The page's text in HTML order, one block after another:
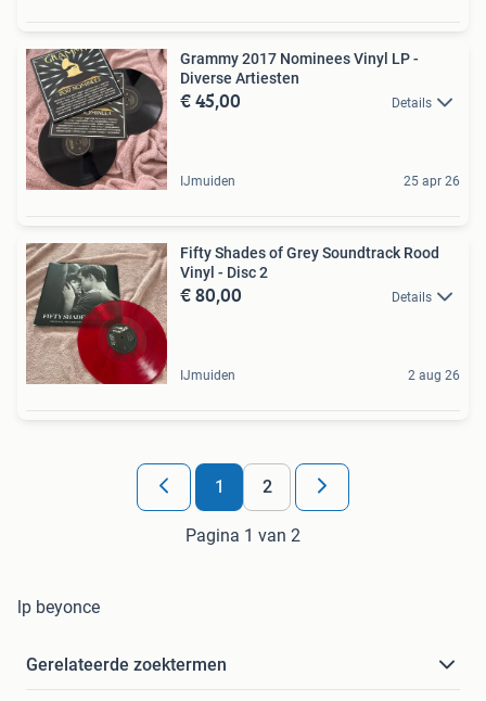
Grammy 2017 Nominees Vinyl LP -
Diverse Artiesten
€ 45,00 Details
IJmuiden 25 apr 26
Fifty Shades of Grey Soundtrack Rood
Vinyl - Disc 2
€ 80,00 Details
IJmuiden 2 aug 26
1 2
Pagina 1 van 2
lp beyonce
Gerelateerde zoektermen